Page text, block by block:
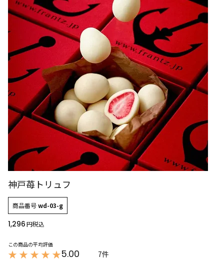
神戸苺トリュフ
商品番号wd-03-g
1,296 税込
5.00 7